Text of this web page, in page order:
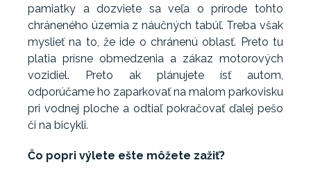
pamiatky a dozviete sa veľa o prírode tohto
chráneného územia z náučných tabúľ. Treba však
myslieť na to, že ide o chránenú oblasť. Preto tu
platia prísne obmedzenia a zákaz motorových
vozidiel. Preto ak plánujete ísť autom,
odporúčame ho zaparkovať na malom parkovisku
pri vodnej ploche a odtiaľ pokračovať ďalej pešo
či na bicykli.
Čo popri výlete ešte môžete zažiť?